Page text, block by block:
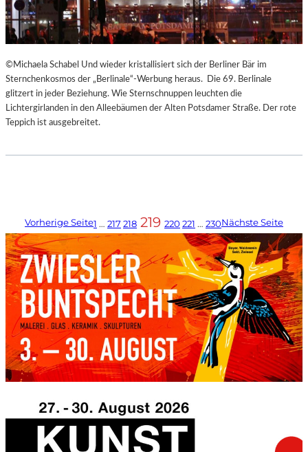
©Michaela Schabel Und wieder kristallisiert sich der Berliner Bär im
Sternchenkosmos der „Berlinale“-Werbung heraus. Die 69. Berlinale
glitzert in jeder Beziehung. Wie Sternschnuppen leuchten die
Lichtergirlanden in den Alleebäumen der Alten Potsdamer Straße. Der rote
Teppich ist ausgebreitet.
Vorherige Seite1 … 217218 219 220 221 … 230Nächste Seite